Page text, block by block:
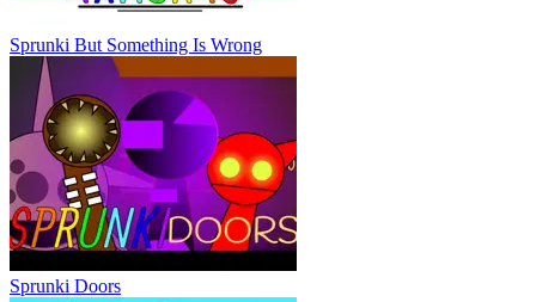
Sprunki But Something Is Wrong
Sprunki Doors